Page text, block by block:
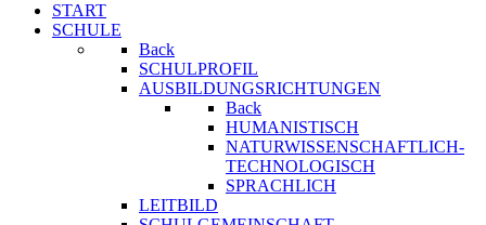
START
SCHULE
Back
SCHULPROFIL
AUSBILDUNGSRICHTUNGEN
Back
HUMANISTISCH
NATURWISSENSCHAFTLICH-
TECHNOLOGISCH
SPRACHLICH
LEITBILD